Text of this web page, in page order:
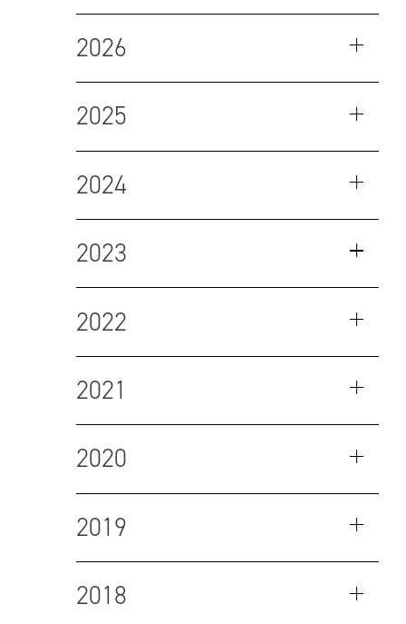
2026
2025
2024
2023
2022
2021
2020
2019
2018